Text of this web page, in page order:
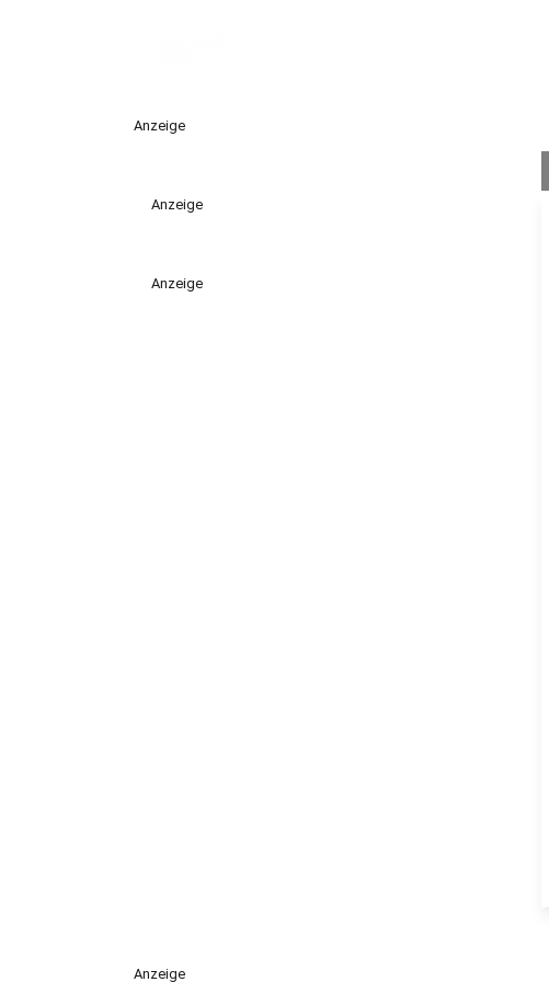
Anzeige
Anzeige
Anzeige
Anzeige